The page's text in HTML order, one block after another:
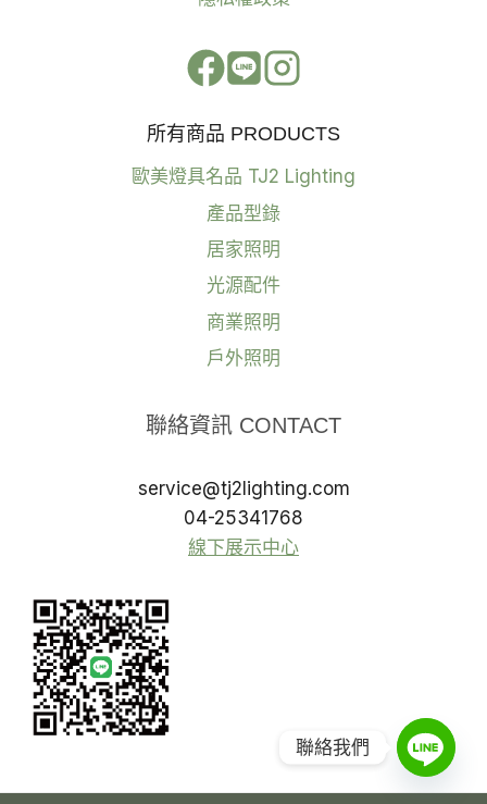
所有商品 PRODUCTS
歐美燈具名品 TJ2 Lighting
產品型錄
居家照明
光源配件
商業照明
戶外照明
聯絡資訊 CONTACT
service@tj2lighting.com
04-25341768
線下展示中心
聯絡我們